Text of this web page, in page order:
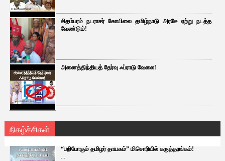
சிதம்பரம் நடராசர் கோயிலை தமிழ்நாடு அரசே ஏற்று நடத்த
வேண்டும்!
அனைத்திந்தியத் தேர்வு ஃப்ராடு வேலை!
நிகழ்ச்சிகள்
“பறிபோகும் தமிழர் தாயகம்” மிசொரியில் கருத்தரங்கம்!
...